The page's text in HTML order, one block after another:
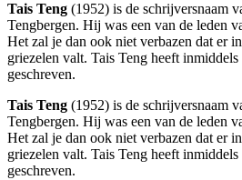
Tais Teng (1952) is de schrijversnaam
Tengbergen. Hij was een van de leden
Het zal je dan ook niet verbazen dat er
griezelen valt. Tais Teng heeft
geschreven.
Tais Teng (1952) is de schrijversnaam
Tengbergen. Hij was een van de leden
Het zal je dan ook niet verbazen dat er
griezelen valt. Tais Teng heeft
geschreven.